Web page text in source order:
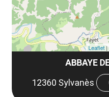
ABBAYE
12360 Sylvanès
Leaflet